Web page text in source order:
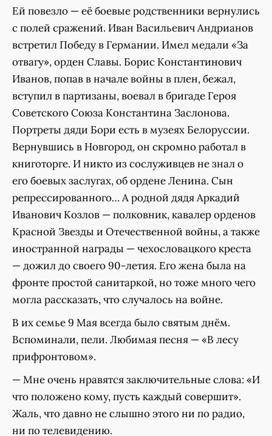
Ей повезло — её боевые родственники вернулись
с полей сражений. Иван Васильевич Андрианов
встретил Победу в Германии. Имел медали «За
отвагу», орден Славы. Борис Константинович
Иванов, попав в начале войны в плен, бежал,
вступил в партизаны, воевал в бригаде Героя
Советского Союза Константина Заслонова.
Портреты дяди Бори есть в музеях Белоруссии.
Вернувшись в Новгород, он скромно работал в
книготорге. И никто из сослуживцев не знал о
его боевых заслугах, об ордене Ленина. Сын
репрессированного… А родной дядя Аркадий
Иванович Козлов — полковник, кавалер орденов
Красной Звезды и Отечественной войны, а также
иностранной награды — чехословацкого креста
— дожил до своего 90-летия. Его жена была на
фронте простой санитаркой, но тоже много чего
могла рассказать, что случалось на войне.
В их семье 9 Мая всегда было святым днём.
Вспоминали, пели. Любимая песня — «В лесу
прифронтовом».
— Мне очень нравятся заключительные слова: «И
что положено кому, пусть каждый совершит».
Жаль, что давно не слышно этого ни по радио,
ни по телевидению.